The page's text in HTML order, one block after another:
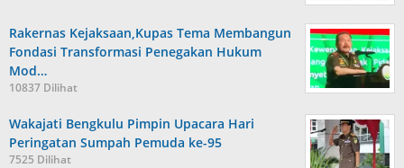
Rakernas Kejaksaan,Kupas Tema Membangun
Fondasi Transformasi Penegakan Hukum
Mod…
10837 Dilihat
Wakajati Bengkulu Pimpin Upacara Hari
Peringatan Sumpah Pemuda ke-95
7525 Dilihat